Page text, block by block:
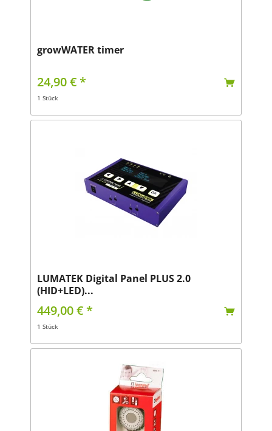
growWATER timer
24,90 € *
1 Stück
LUMATEK Digital Panel PLUS 2.0
(HID+LED)...
449,00 € *
1 Stück